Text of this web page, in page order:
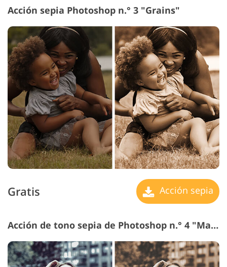
Acción sepia Photoshop n.° 3 "Grains"
Gratis Acción sepia
Acción de tono sepia de Photoshop n.° 4 "Matte"